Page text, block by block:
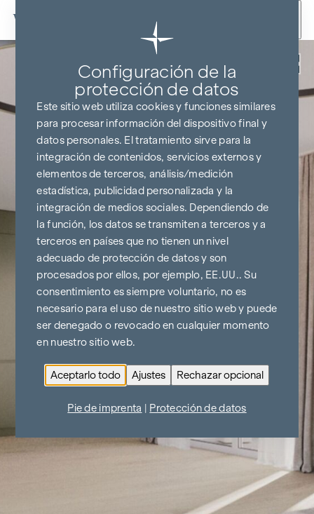
Ir al contenido
Configuración de la
protección de datos
Este sitio web utiliza cookies y funciones similares
para procesar información del dispositivo final y
datos personales. El tratamiento sirve para la
integración de contenidos, servicios externos y
elementos de terceros, análisis/medición
estadística, publicidad personalizada y la
integración de medios sociales. Dependiendo de
la función, los datos se transmiten a terceros y a
terceros en países que no tienen un nivel
adecuado de protección de datos y son
procesados por ellos, por ejemplo, EE.UU.. Su
consentimiento es siempre voluntario, no es
necesario para el uso de nuestro sitio web y puede
ser denegado o revocado en cualquier momento
en nuestro sitio web.
Aceptarlo todo Ajustes Rechazar opcional
Pie de imprenta Protección de datos